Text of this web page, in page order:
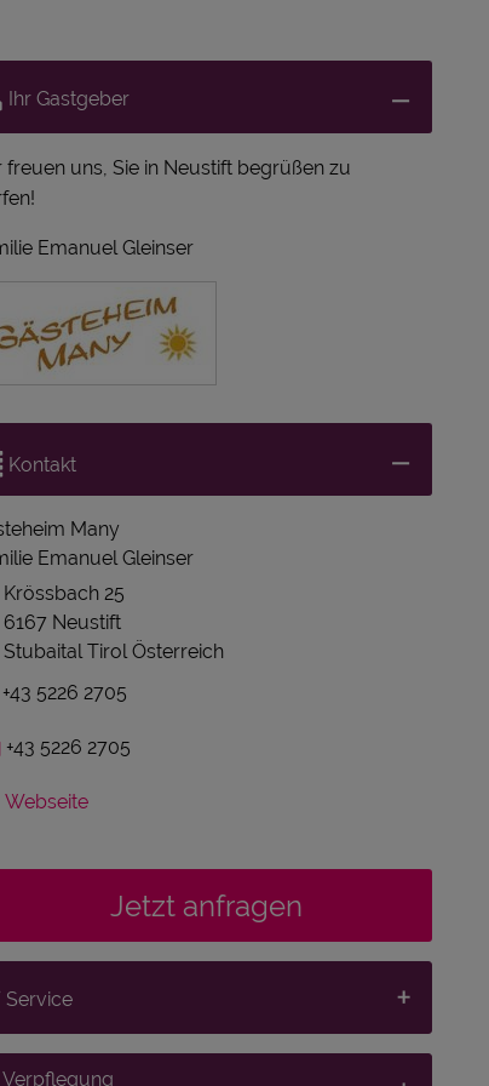
Ihr Gastgeber
freuen uns, Sie in Neustift begrüßen zu
Emanuel Gleinser
Kontakt
Many
Emanuel Gleinser
Krössbach 25
6167 Neustift
Stubaital Tirol Österreich
+43 5226 2705
+43 5226 2705
Webseite
Jetzt anfragen
Service
Verpflegung